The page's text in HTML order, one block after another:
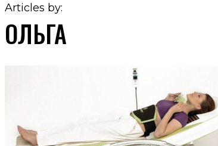
Articles by:
ОЛЬГА